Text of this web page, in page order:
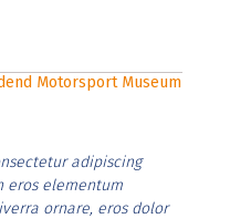
Motorsport Museum
adipiscing
eros elementum
ornare, eros dolor